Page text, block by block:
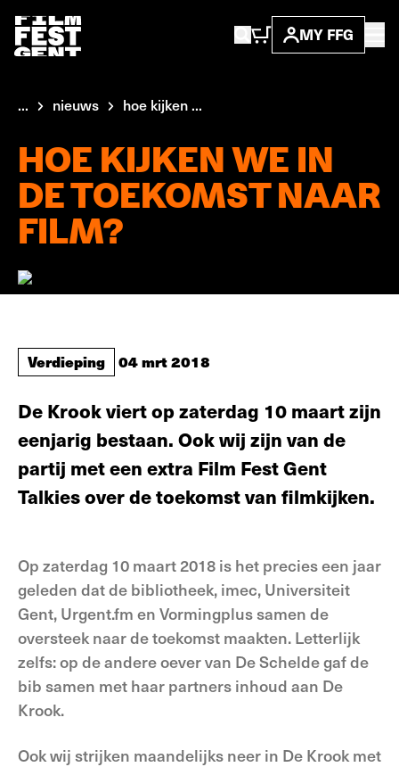
MY FFG
... nieuws hoe kijken ...
HOE KIJKEN WE IN
DE TOEKOMST NAAR
FILM?
Verdieping 04 mrt 2018
De Krook viert op zaterdag 10 maart zijn
eenjarig bestaan. Ook wij zijn van de
partij met een extra Film Fest Gent
Talkies over de toekomst van filmkijken.
Op zaterdag 10 maart 2018 is het precies een jaar
geleden dat de bibliotheek, imec, Universiteit
Gent, Urgent.fm en Vormingplus samen de
oversteek naar de toekomst maakten. Letterlijk
zelfs: op de andere oever van De Schelde gaf de
bib samen met haar partners inhoud aan De
Krook.
Ook wij strijken maandelijks neer in De Krook met